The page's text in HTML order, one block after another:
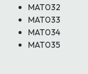
MAT032
MAT033
MAT034
MAT035